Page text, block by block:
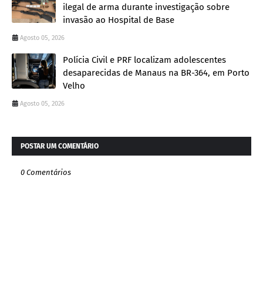
ilegal de arma durante investigação sobre
invasão ao Hospital de Base
Agosto 05, 2026
Polícia Civil e PRF localizam adolescentes
desaparecidas de Manaus na BR-364, em Porto
Velho
Agosto 05, 2026
POSTAR UM COMENTÁRIO
0 Comentários